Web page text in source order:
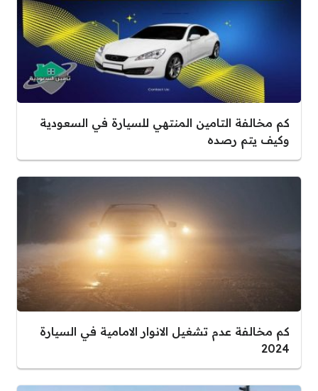
كم مخالفة التامين المنتهي للسيارة في السعودية
وكيف يتم رصده
كم مخالفة عدم تشغيل الانوار الامامية في السيارة
2024